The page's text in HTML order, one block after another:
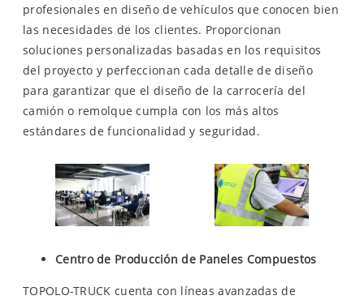
profesionales en diseño de vehículos que conocen bien
las necesidades de los clientes. Proporcionan
soluciones personalizadas basadas en los requisitos
del proyecto y perfeccionan cada detalle de diseño
para garantizar que el diseño de la carrocería del
camión o remolque cumpla con los más altos
estándares de funcionalidad y seguridad.
Centro de Producción de Paneles Compuestos
TOPOLO-TRUCK cuenta con líneas avanzadas de